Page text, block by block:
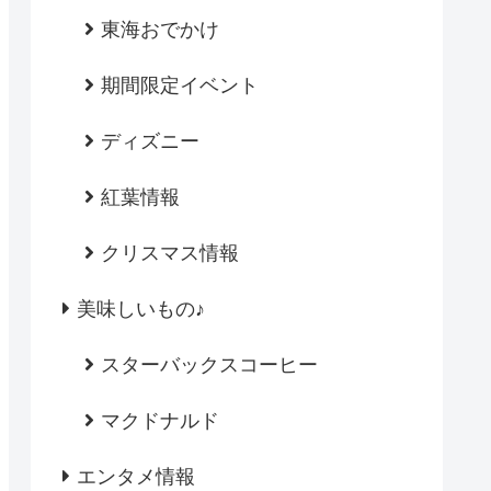
東海おでかけ
期間限定イベント
ディズニー
紅葉情報
クリスマス情報
美味しいもの♪
スターバックスコーヒー
マクドナルド
エンタメ情報